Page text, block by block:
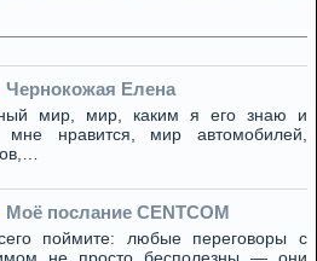
Чернокожая Елена
мир, мир, каким я его знаю и
нравится, мир автомобилей,
Моё послание CENTCOM
поймите: любые переговоры с